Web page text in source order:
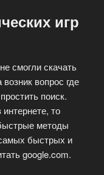
игр
смогли скачать
вопрос где
поиск.
то
методы
быстрых и
google.com.